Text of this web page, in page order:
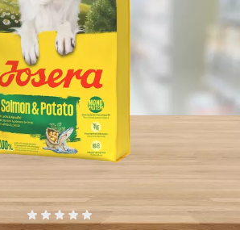
Atsauksmes 0%